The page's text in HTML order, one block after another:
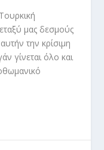
μας δεσμούς
την κρίσιμη
γίνεται όλο και